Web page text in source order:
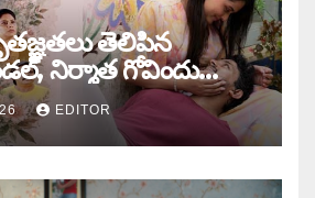
తెలిపిన
నిర్మాత గోవిందు
EDITOR